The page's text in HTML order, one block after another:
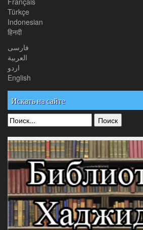
Türkçe
Indonesian
हिनदी
فارسی
العربیة
اردو
English
Искать на сайте